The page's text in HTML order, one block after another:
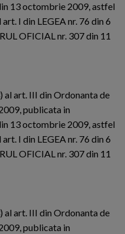
13 octombrie 2009, astfel
I din LEGEA nr. 76 din 6
OFICIAL nr. 307 din 11
al art. III din Ordonanta de
publicata in
13 octombrie 2009, astfel
I din LEGEA nr. 76 din 6
OFICIAL nr. 307 din 11
al art. III din Ordonanta de
publicata in